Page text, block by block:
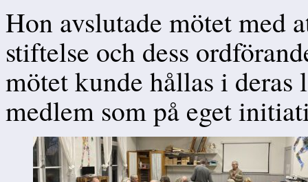
Hon avslutade mötet med
stiftelse och dess
mötet kunde hållas i deras
medlem som på eget